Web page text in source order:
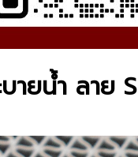
ายน้ำ ลาย S